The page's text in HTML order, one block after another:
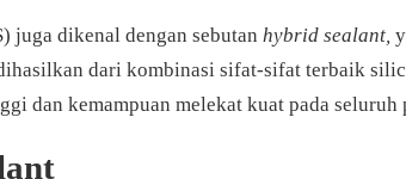
juga dikenal dengan sebutan hybrid sealant,
dari kombinasi sifat-sifat terbaik
dan kemampuan melekat kuat pada seluruh